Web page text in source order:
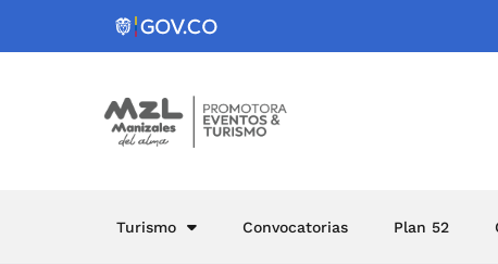
Turismo Convocatorias Plan 52